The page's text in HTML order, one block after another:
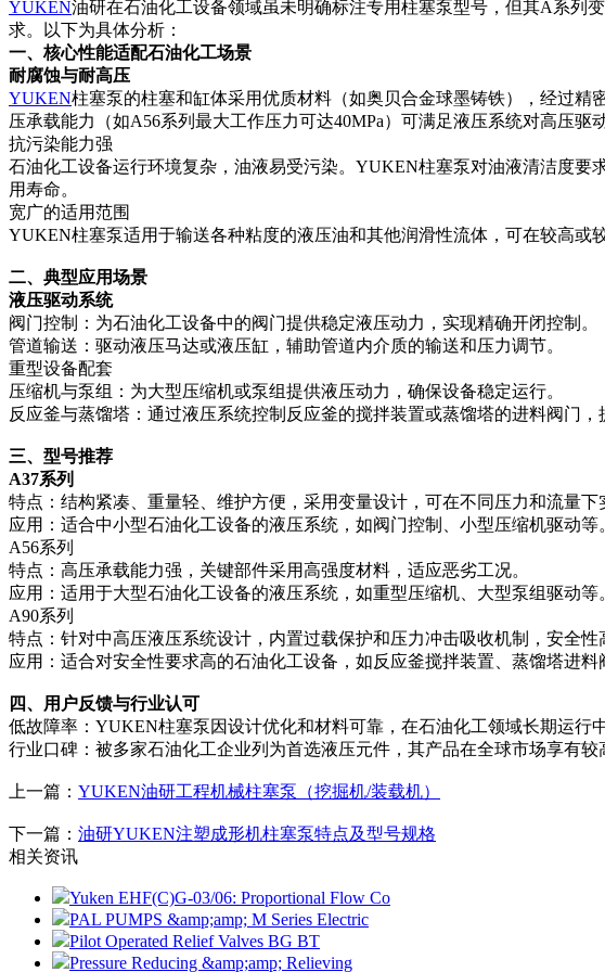
YUKEN油研在石油化工设备领域虽未明确标注专用柱塞泵型号，但其‌A系列
求。以下为具体分析：
一、核心性能适配石油化工场景‌
耐腐蚀与耐高压‌
YUKEN柱塞泵的柱塞和缸体采用优质材料（如奥贝合金球墨铸铁），经过
压承载能力（如A56系列最大工作压力可达40MPa）可满足液压系统对高压驱
抗污染能力强‌
石油化工设备运行环境复杂，油液易受污染。YUKEN柱塞泵对油液清洁度
用寿命。
宽广的适用范围‌
YUKEN柱塞泵适用于输送各种粘度的液压油和其他润滑性流体，可在较高或
二、典型应用场景‌
液压驱动系统‌
阀门控制‌：为石油化工设备中的阀门提供稳定液压动力，实现精确开闭控制。
管道输送‌：驱动液压马达或液压缸，辅助管道内介质的输送和压力调节。
重型设备配套‌
压缩机与泵组‌：为大型压缩机或泵组提供液压动力，确保设备稳定运行。
反应釜与蒸馏塔‌：通过液压系统控制反应釜的搅拌装置或蒸馏塔的进料阀门，
三、型号推荐‌
A37系列‌
特点‌：结构紧凑、重量轻、维护方便，采用变量设计，可在不同压力和流量下
应用‌：适合中小型石油化工设备的液压系统，如阀门控制、小型压缩机驱动等
A56系列‌
特点‌：高压承载能力强，关键部件采用高强度材料，适应恶劣工况。
应用‌：适用于大型石油化工设备的液压系统，如重型压缩机、大型泵组驱动等
A90系列‌
特点‌：针对中高压液压系统设计，内置过载保护和压力冲击吸收机制，安全性
应用‌：适合对安全性要求高的石油化工设备，如反应釜搅拌装置、蒸馏塔进料
四、用户反馈与行业认可‌
低故障率‌：YUKEN柱塞泵因设计优化和材料可靠，在石油化工领域长期运行
行业口碑‌：被多家石油化工企业列为首选液压元件，其产品在全球市场享有较
上一篇： YUKEN油研工程机械柱塞泵（挖掘机/装载机）
下一篇： 油研YUKEN注塑成形机柱塞泵特点及型号规格
相关资讯
Yuken EHF(C)G-03/06: Proportional Flow Co
PAL PUMPS &amp;amp; M Series Electric
Pilot Operated Relief Valves BG BT
Pressure Reducing &amp;amp; Relieving